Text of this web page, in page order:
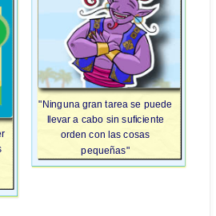
"Ninguna gran tarea se puede
llevar a cabo sin suficiente
orden con las cosas
pequeñas"